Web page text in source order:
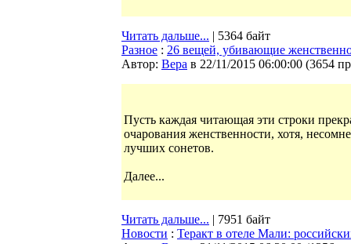
Читать дальше... | 5364 байт
Разное : 26 вещей, убивающие
Автор: Bepa в 22/11/2015 06:00:00 (3654
Пусть каждая читающая эти строки
очарования женственности, хотя,
лучших сонетов.
Далее...
Читать дальше... | 7951 байт
Новости : Теракт в отеле Мали: